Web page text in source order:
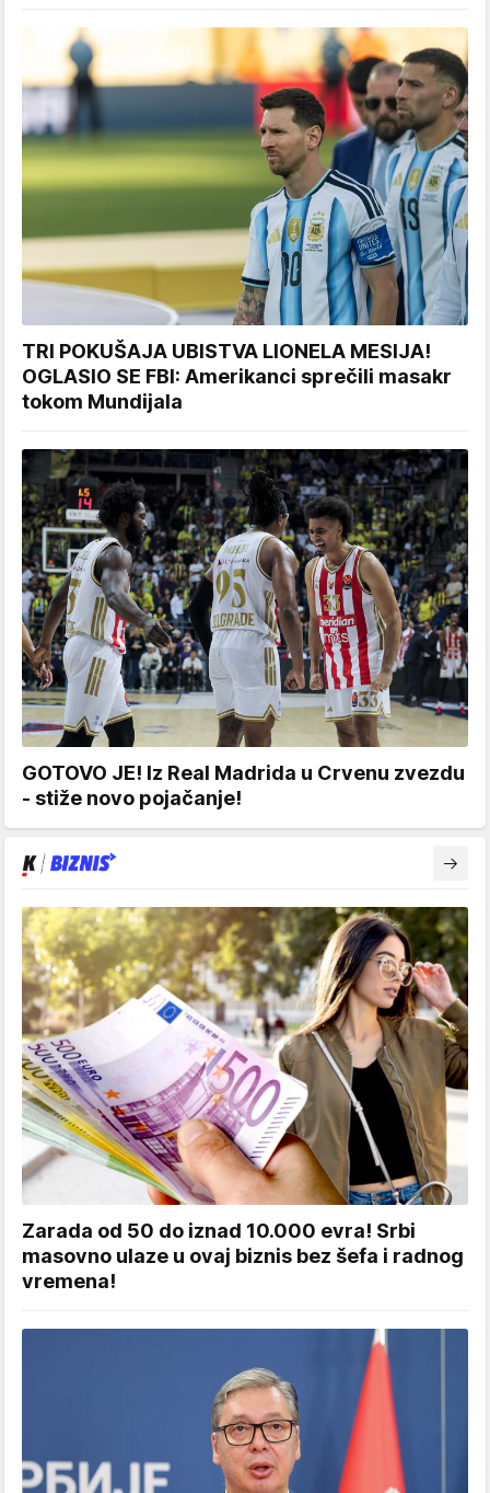
TRI POKUŠAJA UBISTVA LIONELA MESIJA!
OGLASIO SE FBI: Amerikanci sprečili masakr
tokom Mundijala
GOTOVO JE! Iz Real Madrida u Crvenu zvezdu
- stiže novo pojačanje!
Zarada od 50 do iznad 10.000 evra! Srbi
masovno ulaze u ovaj biznis bez šefa i radnog
vremena!